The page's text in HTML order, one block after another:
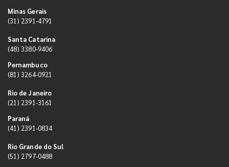
Minas Gerais
(31) 2391-4791
Santa Catarina
(48) 3380-9406
Pernambuco
(81) 3264-0921
Rio de Janeiro
(21) 2391-3161
Paraná
(41) 2391-0834
Rio Grande do Sul
(51) 2797-0488